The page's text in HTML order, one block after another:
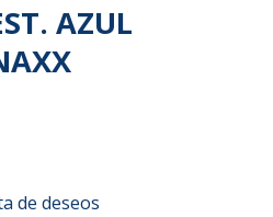
AZUL
de deseos